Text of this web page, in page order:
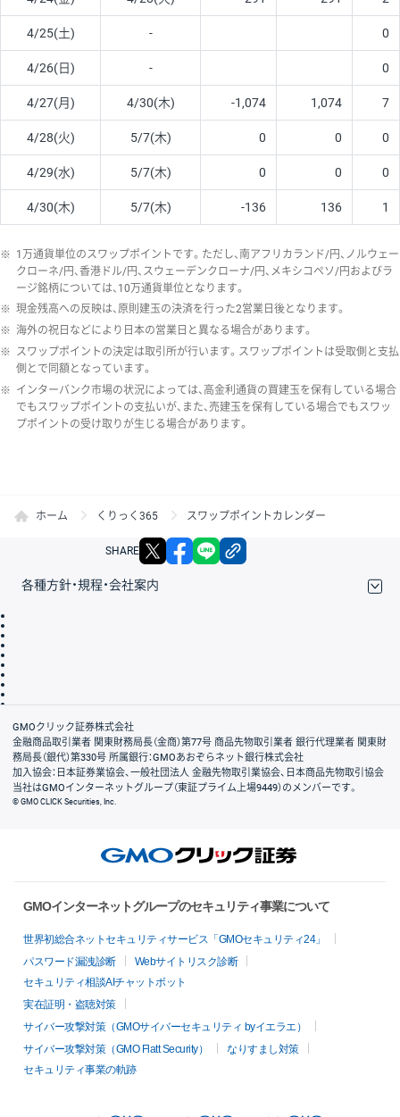
4/25(土) - 0
4/26(日) - 0
4/27(月) 4/30(木) -1,074 1,074 7
4/28(火) 5/7(木) 0 0 0
4/29(水) 5/7(木) 0 0 0
4/30(木) 5/7(木) -136 136 1
※ 1万通貨単位のスワップポイントです。ただし、南アフリカランド/円、ノルウェー
クローネ/円、香港ドル/円、スウェーデンクローナ/円、メキシコペソ/円およびラ
ージ銘柄については、10万通貨単位となります。
※ 現金残高への反映は、原則建玉の決済を行った2営業日後となります。
※ 海外の祝日などにより日本の営業日と異なる場合があります。
※ スワップポイントの決定は取引所が行います。スワップポイントは受取側と支払
側とで同額となっています。
※ インターバンク市場の状況によっては、高金利通貨の買建玉を保有している場合
でもスワップポイントの支払いが、また、売建玉を保有している場合でもスワッ
プポイントの受け取りが生じる場合があります。
ホーム くりっく365 スワップポイントカレンダー
SHARE X facebook
各種方針・規程・会社案内
会社案内
GMOクリック証券株式会社
金融商品取引業者 関東財務局長（金商）第77号 商品先物取引業者 銀行代理業者 関東財
務局長（銀代）第330号 所属銀行：GMOあおぞらネット銀行株式会社
加入協会：日本証券業協会、一般社団法人 金融先物取引業協会、日本商品先物取引協会
当社はGMOインターネットグループ（東証プライム上場9449）のメンバーです。
© GMO CLICK Securities, Inc.
GMOインターネットグループのセキュリティ事業について
世界初総合ネットセキュリティサービス「GMOセキュリティ24」
パスワード漏洩診断
Webサイトリスク診断
セキュリティ相談AIチャットボット
実在証明・盗聴対策
サイバー攻撃対策（GMOサイバーセキュリティ byイエラエ）
サイバー攻撃対策（GMO Flatt Security）
なりすまし対策
セキュリティ事業の軌跡